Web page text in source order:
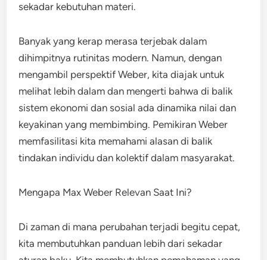
sekadar kebutuhan materi.
Banyak yang kerap merasa terjebak dalam
dihimpitnya rutinitas modern. Namun, dengan
mengambil perspektif Weber, kita diajak untuk
melihat lebih dalam dan mengerti bahwa di balik
sistem ekonomi dan sosial ada dinamika nilai dan
keyakinan yang membimbing. Pemikiran Weber
memfasilitasi kita memahami alasan di balik
tindakan individu dan kolektif dalam masyarakat.
Mengapa Max Weber Relevan Saat Ini?
Di zaman di mana perubahan terjadi begitu cepat,
kita membutuhkan panduan lebih dari sekadar